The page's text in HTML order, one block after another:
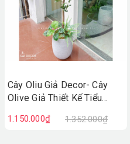
Cây Oliu Giả Decor- Cây
Olive Giả Thiết Kế Tiểu
(140cm)- CC1381
1.150.000₫ 1.352.000₫